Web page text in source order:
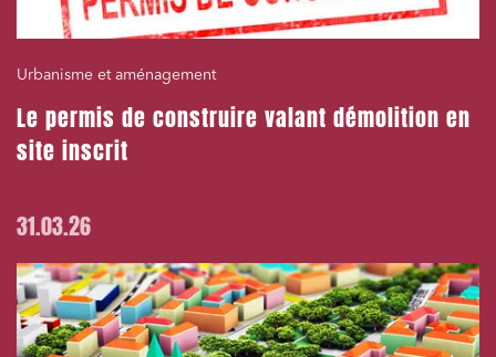
Urbanisme et aménagement
Le permis de construire valant démolition en
site inscrit
31.03.26